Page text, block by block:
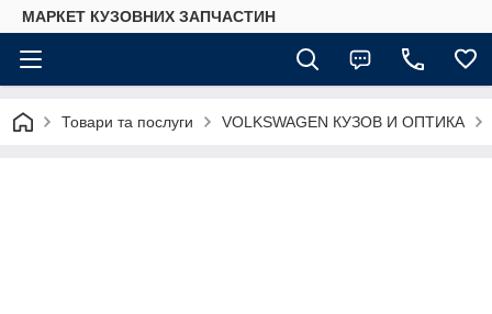
МАРКЕТ КУЗОВНИХ ЗАПЧАСТИН
Товари та послуги VOLKSWAGEN КУЗОВ И ОПТИКА